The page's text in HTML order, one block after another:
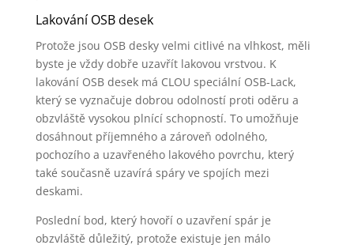
Lakování OSB desek
Protože jsou OSB desky velmi citlivé na vlhkost, měli
byste je vždy dobře uzavřít lakovou vrstvou. K
lakování OSB desek má CLOU speciální OSB-Lack,
který se vyznačuje dobrou odolností proti oděru a
obzvláště vysokou plnící schopností. To umožňuje
dosáhnout příjemného a zároveň odolného,
pochozího a uzavřeného lakového povrchu, který
také současně uzavírá spáry ve spojích mezi
deskami.
Poslední bod, který hovoří o uzavření spár je
obzvláště důležitý, protože existuje jen málo